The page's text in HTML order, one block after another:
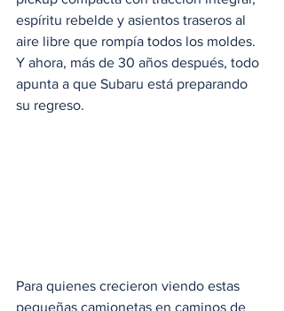
espíritu rebelde y asientos traseros al
aire libre que rompía todos los moldes.
Y ahora, más de 30 años después, todo
apunta a que Subaru está preparando
su regreso.
Para quienes crecieron viendo estas
pequeñas camionetas en caminos de